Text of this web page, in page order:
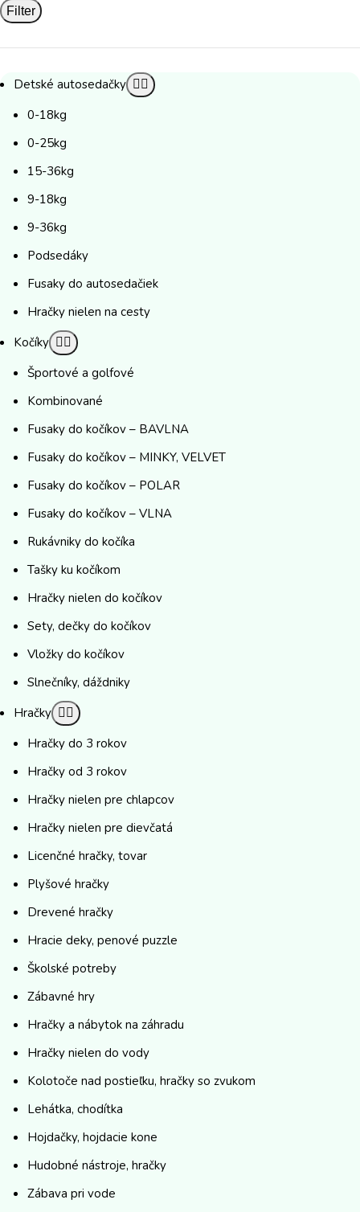
Filter
Detské autosedačky
0-18kg
0-25kg
15-36kg
9-18kg
9-36kg
Podsedáky
Fusaky do autosedačiek
Hračky nielen na cesty
Kočíky
Športové a golfové
Kombinované
Fusaky do kočíkov – BAVLNA
Fusaky do kočíkov – MINKY, VELVET
Fusaky do kočíkov – POLAR
Fusaky do kočíkov – VLNA
Rukávniky do kočíka
Tašky ku kočíkom
Hračky nielen do kočíkov
Sety, dečky do kočíkov
Vložky do kočíkov
Slnečníky, dáždniky
Hračky
Hračky do 3 rokov
Hračky od 3 rokov
Hračky nielen pre chlapcov
Hračky nielen pre dievčatá
Licenčné hračky, tovar
Plyšové hračky
Drevené hračky
Hracie deky, penové puzzle
Školské potreby
Zábavné hry
Hračky a nábytok na záhradu
Hračky nielen do vody
Kolotoče nad postieľku, hračky so zvukom
Lehátka, chodítka
Hojdačky, hojdacie kone
Hudobné nástroje, hračky
Zábava pri vode